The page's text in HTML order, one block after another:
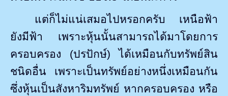
แต่ก็ไม่แน่เสมอไปหรอกครับ เหนือฟ้า
ยังมีฟ้า
เพราะหุ้นนั้นสามารถได้มาโดยการ
ครอบครอง (ปรปักษ์) ได้เหมือนกับทรัพย์สิน
ชนิดอื่น เพราะเป็นทรัพย์อย่างหนึ่งเหมือนกัน
ซึ่งหุ้นเป็นสังหาริมทรัพย์ หากครอบครอง หรือ